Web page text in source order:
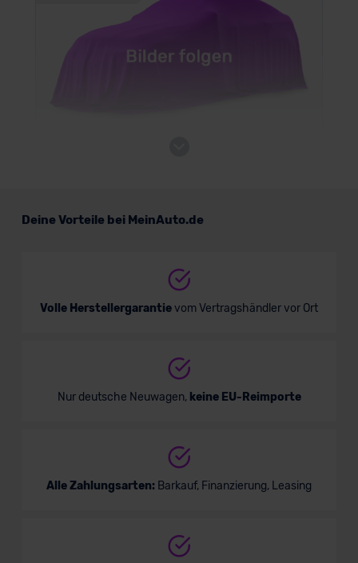
Deine Vorteile bei MeinAuto.de
Volle Herstellergarantievom Vertragshändler vor Ort
Nur deutsche Neuwagen, keine EU-Reimporte
Alle Zahlungsarten: Barkauf, Finanzierung, Leasing